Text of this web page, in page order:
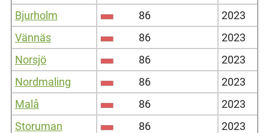
Bjurholm
86
2023
Vännäs
86
2023
Norsjö
86
2023
Nordmaling
86
2023
Malå
86
2023
Storuman
86
2023